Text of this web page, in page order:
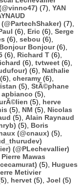
(7), YAN
(7),
(6), Eric (6), Serge
(6), sebou (6),
Bonjour Bonjour(6),
(6), Richard T (6),
(6), tvtweet (6),
(6), Nathalie
(6), cheramy (6),
(5), StÃ©phane
apbianco (5),
(5), herve
(5), NM (5), Nicolas
(5), Alain Raynaud
(5), Boris
(@cnaux) (5),
(@PLechevallier)
Pierre Mawas
(5), Hugues
Metivier
hervet (5), Joel (5)